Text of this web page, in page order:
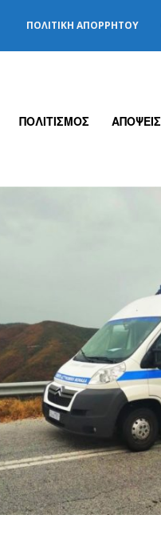
ΠΟΛΙΤΙΚΉ ΑΠΟΡΡΉΤΟΥ
ΠΟΛΙΤΙΣΜΟΣ ΑΠΟΨΕΙΣ